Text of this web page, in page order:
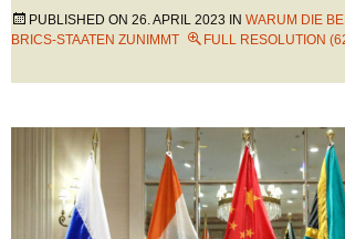
PUBLISHED ON 26. APRIL 2023 IN WARUM DIE
BRICS-STAATEN ZUNIMMT
FULL RESOLUTION